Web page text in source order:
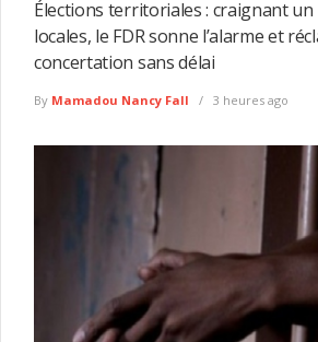
Élections territoriales : craignant
locales, le FDR sonne l’alarme et
concertation sans délai
By Mamadou Nancy Fall 3 heures ago